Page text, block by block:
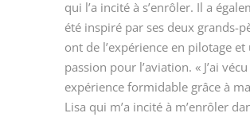
qui l’a incité à s’enrôler. Il a
été inspiré par ses deux grands-
ont de l’expérience en pilotage et
passion pour l’aviation. « J’ai
expérience formidable grâce à
Lisa qui m’a incité à m’enrôler